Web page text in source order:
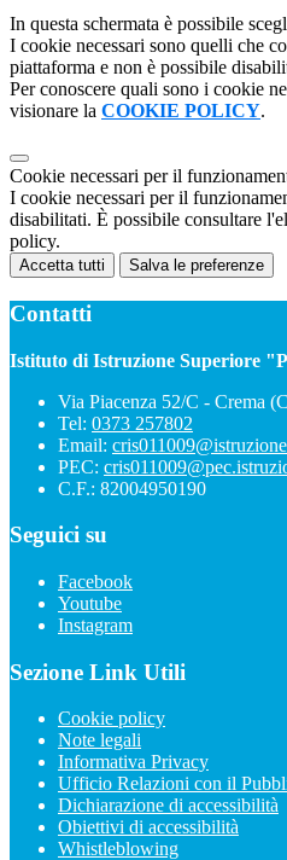
In questa schermata è possibile
I cookie necessari sono quelli che
piattaforma e non è possibile
Per conoscere quali sono i cookie
visionare la COOKIE POLICY.
Cookie necessari per il
I cookie necessari per il
disabilitati. È possibile consultare
policy.
Accetta tutti Salva le preferenze
Contatti
Istituto di Istruzione Superiore
Via Piacenza 52/C - Crema
Tel: 0373 257802
Email:
PEC:
C.F.: 82004950190
Seguici su
Facebook
Youtube
Instagram
Sezione Link Utili
Cookie policy
Note legali
Informativa Privacy
Ufficio Relazioni con il
Dichiarazione di accessibilità
Obiettivi di accessibilità
Whistleblowing